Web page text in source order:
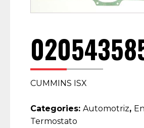
CUMMINS ISX
Categories: Automotriz,
Termostato